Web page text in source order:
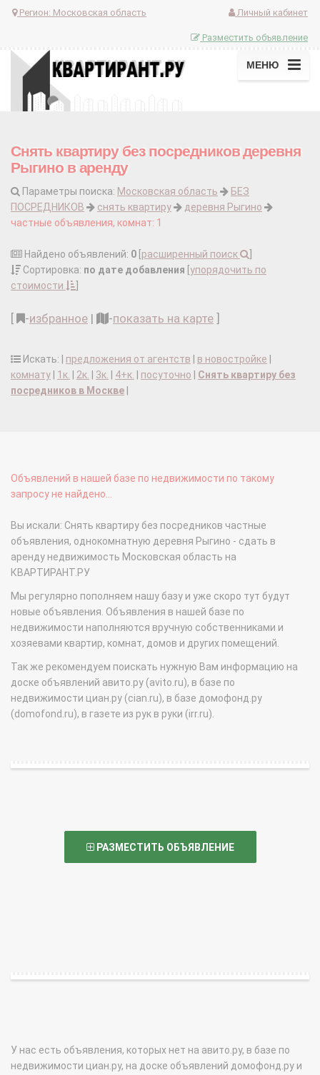
Регион: Московская область Личный кабинет
Разместить объявление
МЕНЮ
Снять квартиру без посредников деревня
Рыгино в аренду
Параметры поиска: Московская область
БЕЗ
ПОСРЕДНИКОВ
снять квартиру
деревня Рыгино
частные объявления, комнат: 1
Найдено объявлений: 0 расширенный поиск
Сортировка: по дате добавления упорядочить по
стоимости
-избранное | -показать на карте
Искать: | предложения от агентств в новостройке
комнату
1к. 2к. 3к. 4+к. посуточно
Снять квартиру без
посредников в Москве
Объявлений в нашей базе по недвижимости по такому
запросу не найдено...
Вы искали: Снять квартиру без посредников частные
объявления, однокомнатную деревня Рыгино - сдать в
аренду недвижимость Московская область на
КВАРТИРАНТ.РУ
Мы регулярно пополняем нашу базу и уже скоро тут будут
новые объявления. Объявления в нашей базе по
недвижимости наполняются вручную собственниками и
хозяевами квартир, комнат, домов и других помещений.
Так же рекомендуем поискать нужную Вам информацию на
доске объявлений авито.ру (avito.ru), в базе по
недвижимости циан.ру (cian.ru), в базе домофонд.ру
(domofond.ru), в газете из рук в руки (irr.ru).
РАЗМЕСТИТЬ ОБЪЯВЛЕНИЕ
У нас есть объявления, которых нет на авито.ру, в базе по
недвижимости циан.ру, на доске объявлений домофонд.ру и